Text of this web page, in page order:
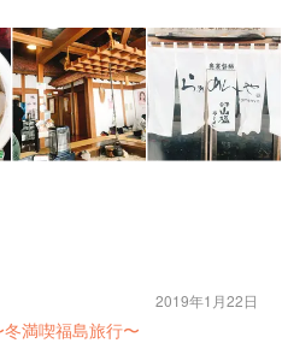
満喫福島旅行〜
2019年1月22日